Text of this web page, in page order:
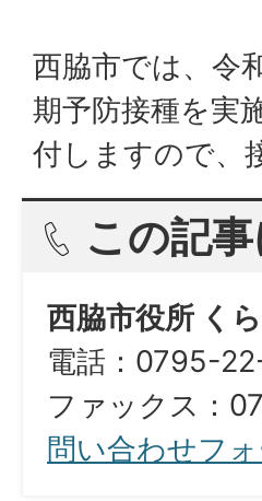
西脇市では、令
期予防接種を実
付しますので、
この記
西脇市役所 く
電話：0795-22-
ファックス：
問い合わせフ